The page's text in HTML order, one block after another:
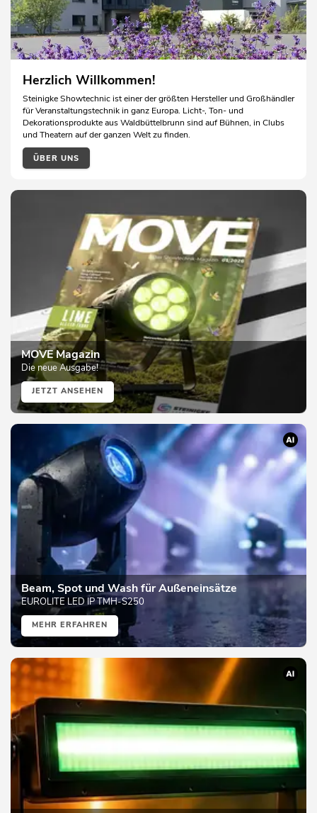
Herzlich Willkommen!
Steinigke Showtechnic ist einer der größten Hersteller und Großhändler
für Veranstaltungstechnik in ganz Europa. Licht-, Ton- und
Dekorationsprodukte aus Waldbüttelbrunn sind auf Bühnen, in Clubs
und Theatern auf der ganzen Welt zu finden.
ÜBER UNS
MOVE Magazin
Die neue Ausgabe!
JETZT ANSEHEN
Beam, Spot und Wash für Außeneinsätze
EUROLITE LED IP TMH-S250
MEHR ERFAHREN